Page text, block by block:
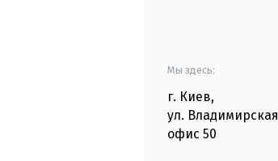
Мы здесь:
г. Киев,
ул. Владимирская
офис 50